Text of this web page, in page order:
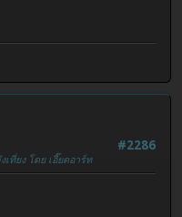
#2286
ที่ยง โดย เอี๊ยดอาร์ท